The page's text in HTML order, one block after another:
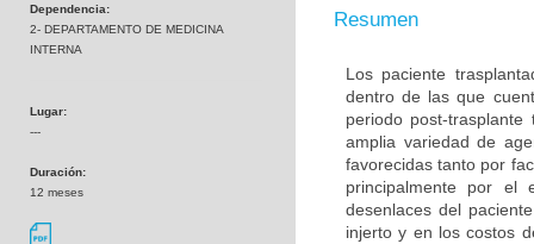
Dependencia:
2- DEPARTAMENTO DE MEDICINA
INTERNA
Lugar:
---
Duración:
12 meses
Resumen
Los paciente
dentro de las que
periodo post-
amplia variedad de
favorecidas tanto por
principalmente por el
desenlaces del
injerto y en los costos